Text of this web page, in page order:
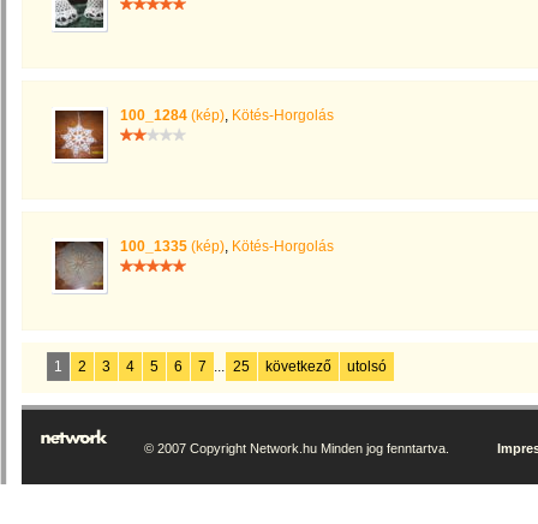
100_1284 (kép), Kötés-Horgolás
100_1335 (kép), Kötés-Horgolás
1 2 3 4 5 6 7 ... 25 következő utolsó
© 2007 Copyright Network.hu Minden jog fenntartva.